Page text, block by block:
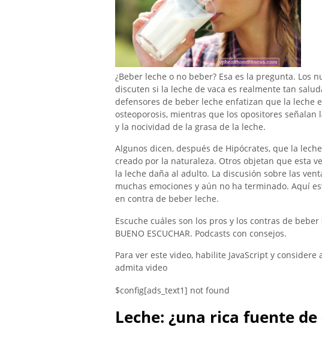
¿Beber leche o no beber? Esa es la pregunta. Los
discuten si la leche de vaca es realmente tan
defensores de beber leche enfatizan que la leche
osteoporosis, mientras que los opositores
y la nocividad de la grasa de la leche.
Algunos dicen, después de Hipócrates, que la
creado por la naturaleza. Otros objetan que esta
la leche daña al adulto. La discusión sobre las
muchas emociones y aún no ha terminado. Aquí
en contra de beber leche.
Escuche cuáles son los pros y los contras de
BUENO ESCUCHAR. Podcasts con consejos.
Para ver este video, habilite JavaScript y
admita video
$config[ads_text1] not found
Leche: ¿una rica fuente de